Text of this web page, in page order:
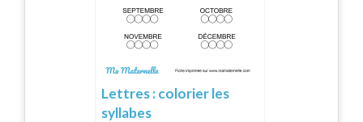
Lettres : colorier les
syllabes